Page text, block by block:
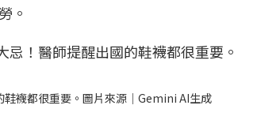
。
襪都很重要。圖片來源｜Gemini AI生成